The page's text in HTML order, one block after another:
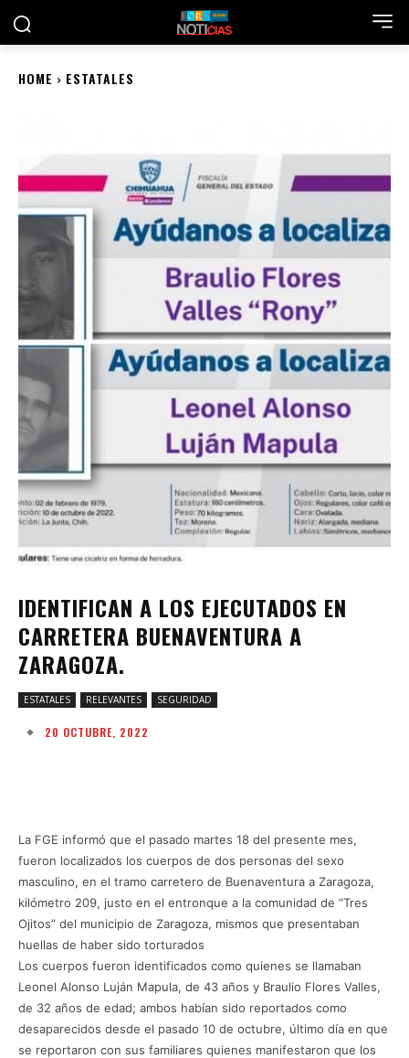
HOME ESTATALES
IDENTIFICAN A LOS EJECUTADOS EN
CARRETERA BUENAVENTURA A
ZARAGOZA.
ESTATALES RELEVANTES SEGURIDAD
20 OCTUBRE, 2022
La FGE informó que el pasado martes 18 del presente mes,
fueron localizados los cuerpos de dos personas del sexo
masculino, en el tramo carretero de Buenaventura a Zaragoza,
kilómetro 209, justo en el entronque a la comunidad de “Tres
Ojitos” del municipio de Zaragoza, mismos que presentaban
huellas de haber sido torturados
Los cuerpos fueron identificados como quienes se llamaban
Leonel Alonso Luján Mapula, de 43 años y Braulio Flores Valles,
de 32 años de edad; ambos habían sido reportados como
desaparecidos desde el pasado 10 de octubre, último día en que
se reportaron con sus familiares quienes manifestaron que los